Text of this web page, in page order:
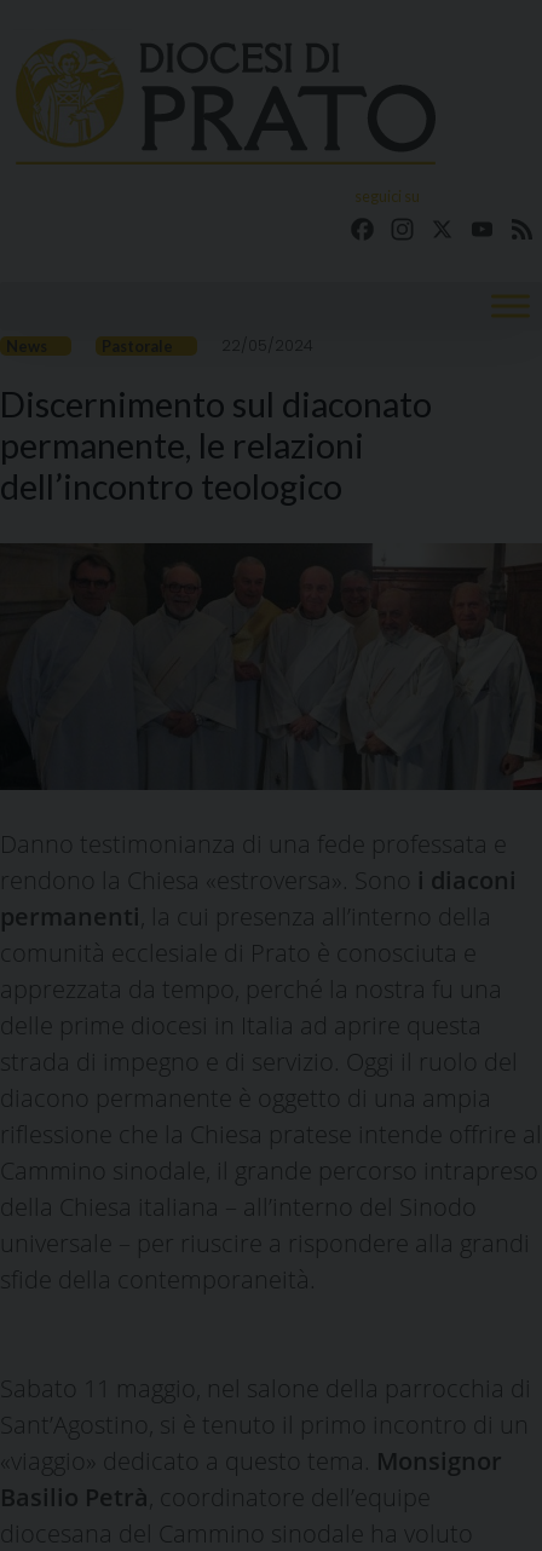
content
seguici su
FacebookInstagram
Discernimento sul diaconato
permanente, le relazioni
dell’incontro teologico
Danno testimonianza di una fede professata e
rendono la Chiesa «estroversa». Sono
i diaconi
permanenti , la cui presenza all’interno della
comunità ecclesiale di Prato è conosciuta e
apprezzata da tempo, perché la nostra fu una
delle prime diocesi in Italia ad aprire questa
strada di impegno e di servizio. Oggi il ruolo del
diacono permanente è oggetto di una ampia
riflessione che la Chiesa pratese intende offrire al
Cammino sinodale, il grande percorso intrapreso
della Chiesa italiana – all’interno del Sinodo
universale – per riuscire a rispondere alla grandi
sfide della contemporaneità.
Sabato 11 maggio, nel salone della parrocchia di
Sant’Agostino, si è tenuto il primo incontro di un
«viaggio» dedicato a questo tema. Monsignor
Basilio Petrà , coordinatore dell’equipe
diocesana del Cammino sinodale ha voluto